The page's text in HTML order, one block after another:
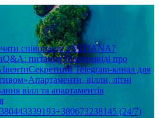
співпрацю з VITIANA?
Q&A: питання та відповіді про
ІвентиСекретний Telegram-канал для
Апартаменти, вілли, літні
вілл та апартаментів
+380673238145 (24/7)